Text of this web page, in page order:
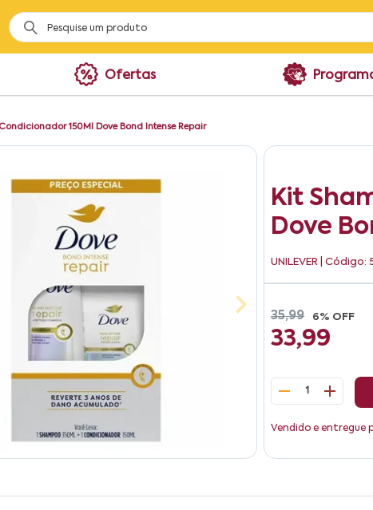
Ofertas
150Ml Dove Bond Intense Repair
Kit
Dove
UNILEVER | Código:
35,99 6% OFF
33,99
1
Vendido e entregue